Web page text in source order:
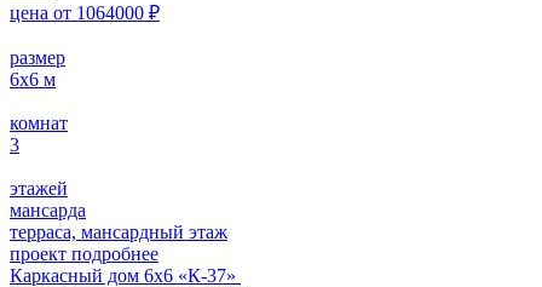
цена от 1064000 ₽
размер
6х6 м
комнат
3
этажей
мансарда
терраса, мансардный этаж
проект подробнее
Каркасный дом 6х6 «К-37»